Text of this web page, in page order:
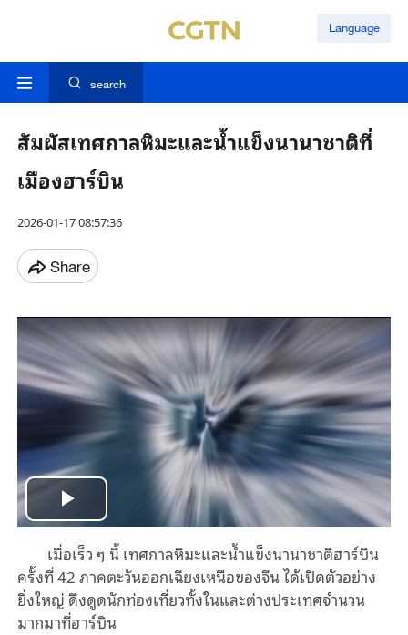
Language
search
สัมผัสเทศกาลหิมะและน้ำแข็งนานาชาติที่
เมืองฮาร์บิน
2026-01-17 08:57:36
Share
Play
Video
เมื่อเร็ว ๆ นี้ เทศกาลหิมะและน้ำแข็งนานาชาติฮาร์บิน
ครั้งที่ 42 ภาคตะวันออกเฉียงเหนือของจีน ได้เปิดตัวอย่าง
ยิ่งใหญ่ ดึงดูดนักท่องเที่ยวทั้งในและต่างประเทศจำนวน
มากมาที่ฮาร์บิน